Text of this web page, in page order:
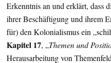
Erkenntnis an und erklärt, dass
ihrer Beschäftigung und ihrem
für) den Kolonialismus ein
Kapitel 17, „Themen und
Herausarbeitung von